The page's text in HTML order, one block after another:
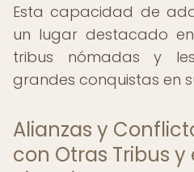
Esta capacidad de
un lugar destacado
tribus nómadas y
grandes conquistas en
Alianzas y
con Otras Tribus